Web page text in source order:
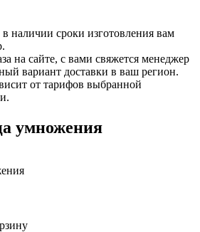
наличии сроки изготовления вам
на сайте, с вами свяжется менеджер
вариант доставки в ваш регион.
от тарифов выбранной
умножения